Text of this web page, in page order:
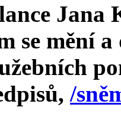
se mění
/